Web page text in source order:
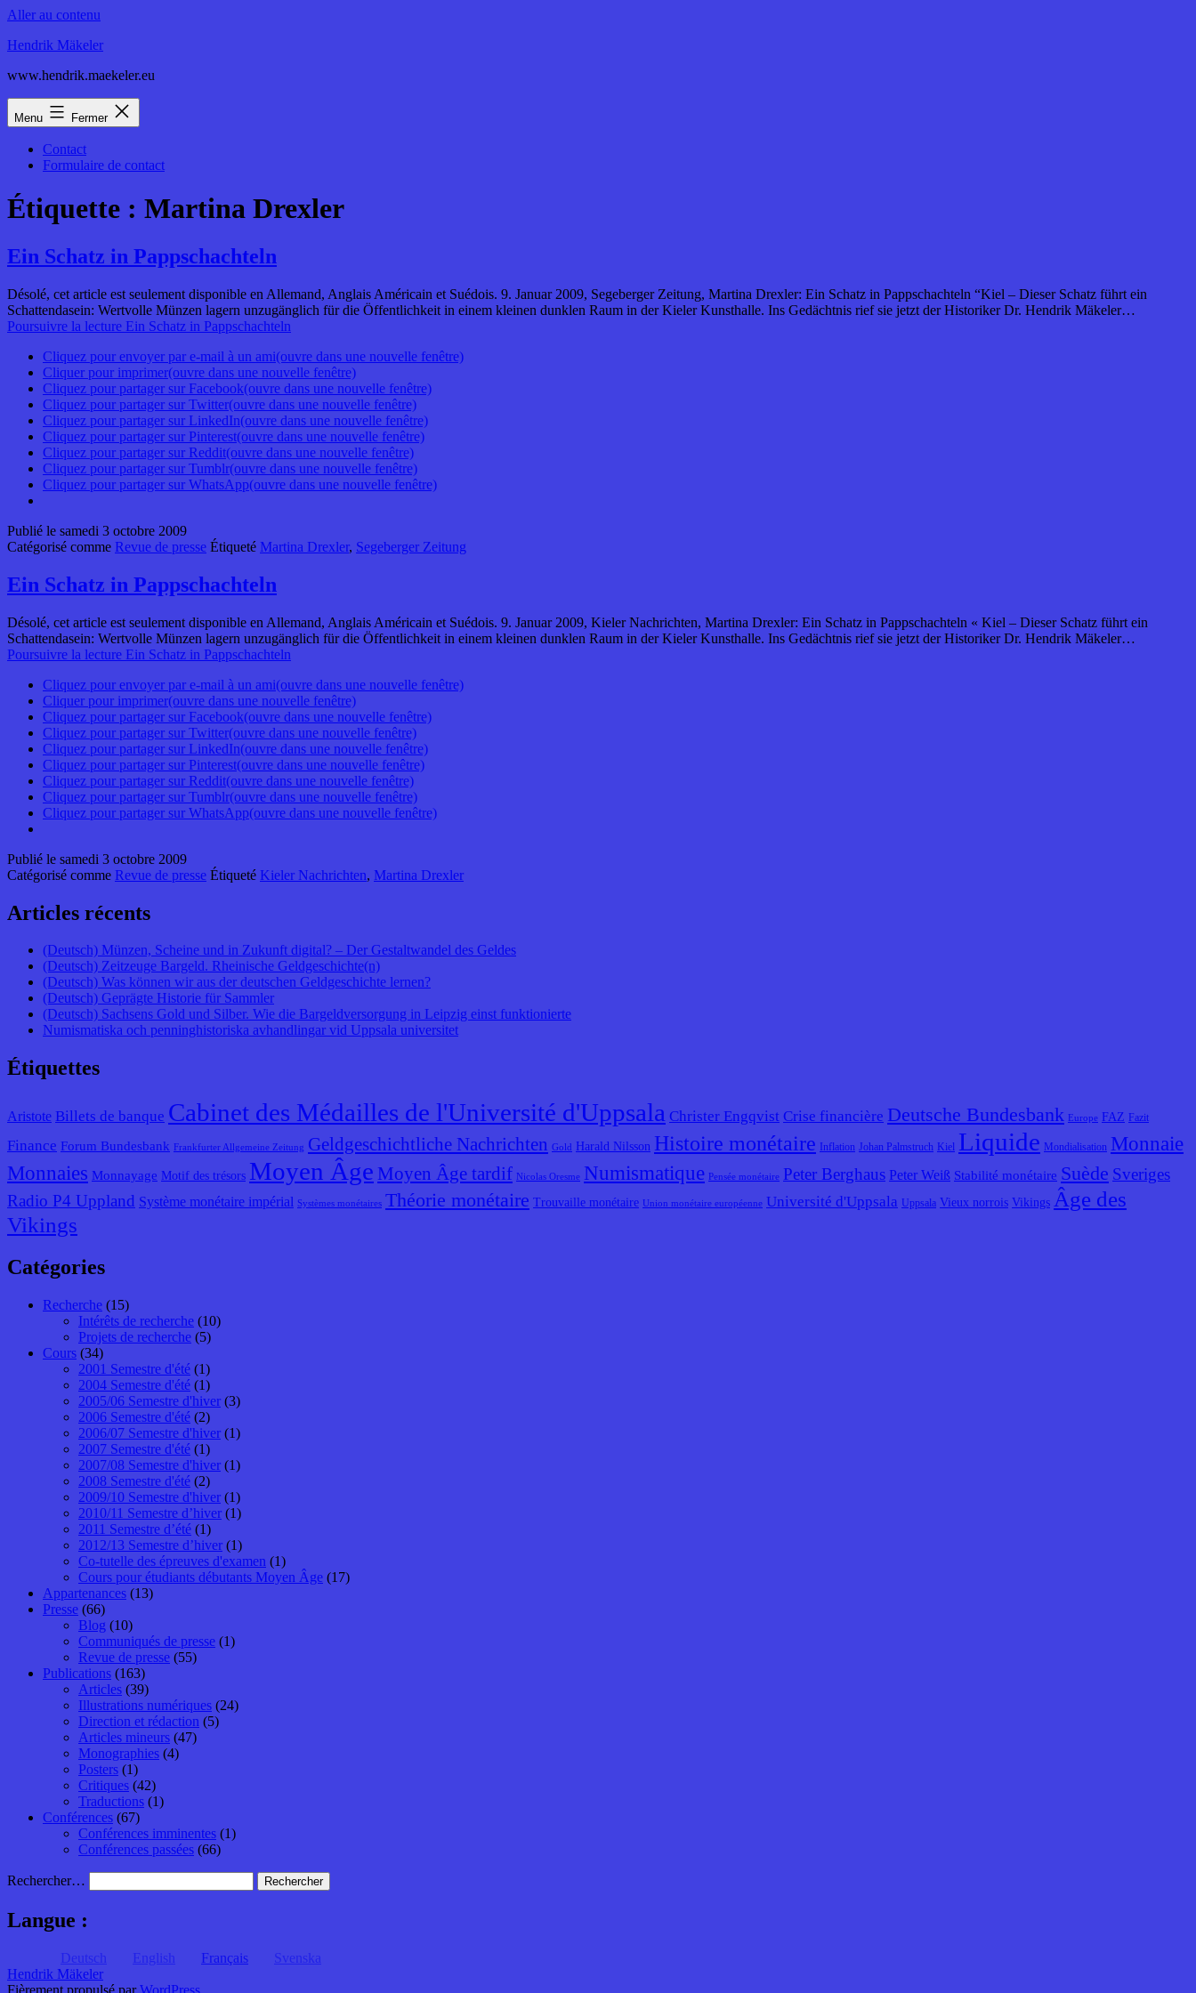
Aller au contenu
Hendrik Mäkeler
www.hendrik.maekeler.eu
Menu Fermer
Contact
Formulaire de contact
Étiquette : Martina Drexler
Ein Schatz in Pappschachteln
Désolé, cet article est seulement disponible en Allemand, Anglais Américain et Suédois. 9. Januar 2009, Segeberger Zeitung, Martina Drexler: Ein Schatz in Pappschachteln “Kiel – Dieser Schatz führt ein
Schattendasein: Wertvolle Münzen lagern unzugänglich für die Öffentlichkeit in einem kleinen dunklen Raum in der Kieler Kunsthalle. Ins Gedächtnis rief sie jetzt der Historiker Dr. Hendrik Mäkeler…
Poursuivre la lecture Ein Schatz in Pappschachteln
Cliquez pour envoyer par e-mail à un ami(ouvre dans une nouvelle fenêtre)
Cliquer pour imprimer(ouvre dans une nouvelle fenêtre)
Cliquez pour partager sur Facebook(ouvre dans une nouvelle fenêtre)
Cliquez pour partager sur Twitter(ouvre dans une nouvelle fenêtre)
Cliquez pour partager sur LinkedIn(ouvre dans une nouvelle fenêtre)
Cliquez pour partager sur Pinterest(ouvre dans une nouvelle fenêtre)
Cliquez pour partager sur Reddit(ouvre dans une nouvelle fenêtre)
Cliquez pour partager sur Tumblr(ouvre dans une nouvelle fenêtre)
Cliquez pour partager sur WhatsApp(ouvre dans une nouvelle fenêtre)
Publié le samedi 3 octobre 2009
Catégorisé comme Revue de presse Étiqueté Martina Drexler, Segeberger Zeitung
Ein Schatz in Pappschachteln
Désolé, cet article est seulement disponible en Allemand, Anglais Américain et Suédois. 9. Januar 2009, Kieler Nachrichten, Martina Drexler: Ein Schatz in Pappschachteln « Kiel – Dieser Schatz führt ein
Schattendasein: Wertvolle Münzen lagern unzugänglich für die Öffentlichkeit in einem kleinen dunklen Raum in der Kieler Kunsthalle. Ins Gedächtnis rief sie jetzt der Historiker Dr. Hendrik Mäkeler…
Poursuivre la lecture Ein Schatz in Pappschachteln
Cliquez pour envoyer par e-mail à un ami(ouvre dans une nouvelle fenêtre)
Cliquer pour imprimer(ouvre dans une nouvelle fenêtre)
Cliquez pour partager sur Facebook(ouvre dans une nouvelle fenêtre)
Cliquez pour partager sur Twitter(ouvre dans une nouvelle fenêtre)
Cliquez pour partager sur LinkedIn(ouvre dans une nouvelle fenêtre)
Cliquez pour partager sur Pinterest(ouvre dans une nouvelle fenêtre)
Cliquez pour partager sur Reddit(ouvre dans une nouvelle fenêtre)
Cliquez pour partager sur Tumblr(ouvre dans une nouvelle fenêtre)
Cliquez pour partager sur WhatsApp(ouvre dans une nouvelle fenêtre)
Publié le samedi 3 octobre 2009
Catégorisé comme Revue de presse Étiqueté Kieler Nachrichten, Martina Drexler
Articles récents
(Deutsch) Münzen, Scheine und in Zukunft digital? – Der Gestaltwandel des Geldes
(Deutsch) Zeitzeuge Bargeld. Rheinische Geldgeschichte(n)
(Deutsch) Was können wir aus der deutschen Geldgeschichte lernen?
(Deutsch) Geprägte Historie für Sammler
(Deutsch) Sachsens Gold und Silber. Wie die Bargeldversorgung in Leipzig einst funktionierte
Numismatiska och penninghistoriska avhandlingar vid Uppsala universitet
Étiquettes
Aristote Billets de banque Cabinet des Médailles de l'Université d'Uppsala Christer Engqvist Crise financière Deutsche Bundesbank Europe FAZ Fazit
Finance Forum Bundesbank Frankfurter Allgemeine Zeitung Geldgeschichtliche Nachrichten Gold Harald Nilsson Histoire monétaire Inflation Johan Palmstruch Kiel Liquide Mondialisation Monnaie
Monnaies Monnayage Motif des trésors Moyen Âge Moyen Âge tardif Nicolas Oresme Numismatique Pensée monétaire Peter Berghaus Peter Weiß Stabilité monétaire Suède Sveriges
Radio P4 Uppland Système monétaire impérial Systèmes monétaires Théorie monétaire Trouvaille monétaire Union monétaire européenne Université d'Uppsala Uppsala Vieux norrois Vikings Âge des
Vikings
Catégories
Recherche (15)
Intérêts de recherche (10)
Projets de recherche (5)
Cours (34)
2001 Semestre d'été (1)
2004 Semestre d'été (1)
2005/06 Semestre d'hiver (3)
2006 Semestre d'été (2)
2006/07 Semestre d'hiver (1)
2007 Semestre d'été (1)
2007/08 Semestre d'hiver (1)
2008 Semestre d'été (2)
2009/10 Semestre d'hiver (1)
2010/11 Semestre d’hiver (1)
2011 Semestre d’été (1)
2012/13 Semestre d’hiver (1)
Co-tutelle des épreuves d'examen (1)
Cours pour étudiants débutants Moyen Âge (17)
Appartenances (13)
Presse (66)
Blog (10)
Communiqués de presse (1)
Revue de presse (55)
Publications (163)
Articles (39)
Illustrations numériques (24)
Direction et rédaction (5)
Articles mineurs (47)
Monographies (4)
Posters (1)
Critiques (42)
Traductions (1)
Conférences (67)
Conférences imminentes (1)
Conférences passées (66)
Rechercher…
Langue :
Deutsch English Français
Svenska
Hendrik Mäkeler
Fièrement propulsé parWordPress